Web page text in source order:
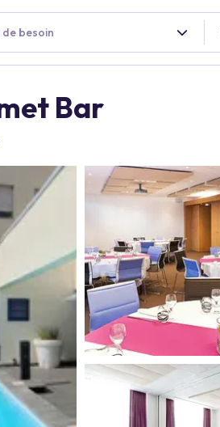
de besoin
Bar